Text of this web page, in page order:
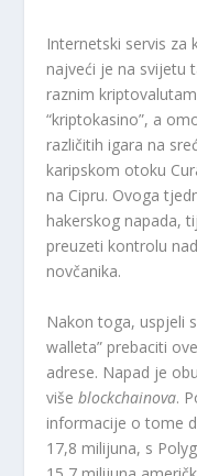
Internetski servis za
najveći je na svijetu
raznim
“kriptokasino”, a
različitih igara na
karipskom otoku
na Cipru. Ovoga
hakerskog napada,
preuzeti kontrolu
novčanika.
Nakon toga, uspjeli
walleta” prebaciti
adrese. Napad je
višeblockchainova.
informacije o tome
17,8 milijuna, s